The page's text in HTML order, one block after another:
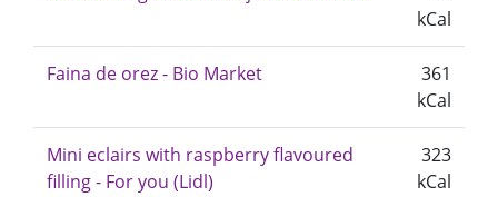
kCal
Faina de orez - Bio Market
361
kCal
Mini eclairs with raspberry flavoured
filling - For you (Lidl)
323
kCal